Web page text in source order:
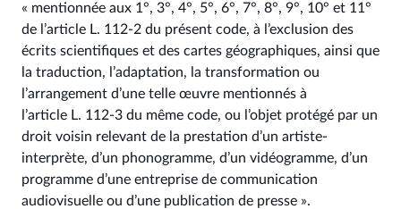
« mentionnée aux 1°, 3°, 4°, 5°, 6°, 7°, 8°, 9°, 10° et 11°
de l’article L. 112‑2 du présent code, à l’exclusion des
écrits scientifiques et des cartes géographiques, ainsi que
la traduction, l’adaptation, la transformation ou
l’arrangement d’une telle œuvre mentionnés à
l’article L. 112‑3 du même code, ou l’objet protégé par un
droit voisin relevant de la prestation d’un artiste-
interprète, d’un phonogramme, d’un vidéogramme, d’un
programme d’une entreprise de communication
audiovisuelle ou d’une publication de presse ».